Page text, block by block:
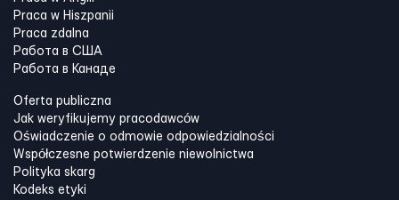
Praca w Hiszpanii
Praca zdalna
Работа в США
Работа в Канадe
Oferta publiczna
Jak weryfikujemy pracodawców
Oświadczenie o odmowie odpowiedzialności
Współczesne potwierdzenie niewolnictwa
Polityka skarg
Kodeks etyki